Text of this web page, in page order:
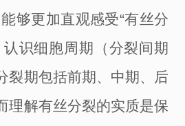
够更加直观感受“有丝分
识细胞周期（分裂间期
裂期包括前期、中期、后
理解有丝分裂的实质是保